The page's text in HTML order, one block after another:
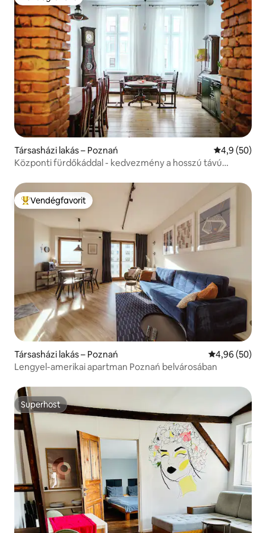
Társasházi lakás – Poznań Átlagos
4,9 (50)
Központi fürdőkáddal - kedvezmény a hosszú távú
Kiemelt vendégfavorit
Vendégfavorit
Társasházi lakás – Poznań Átlagos
4,96 (50)
Lengyel-amerikai apartman Poznań belvárosában
Superhost
Superhost